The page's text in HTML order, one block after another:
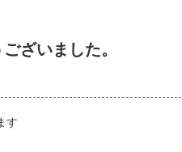
ざいました。
す